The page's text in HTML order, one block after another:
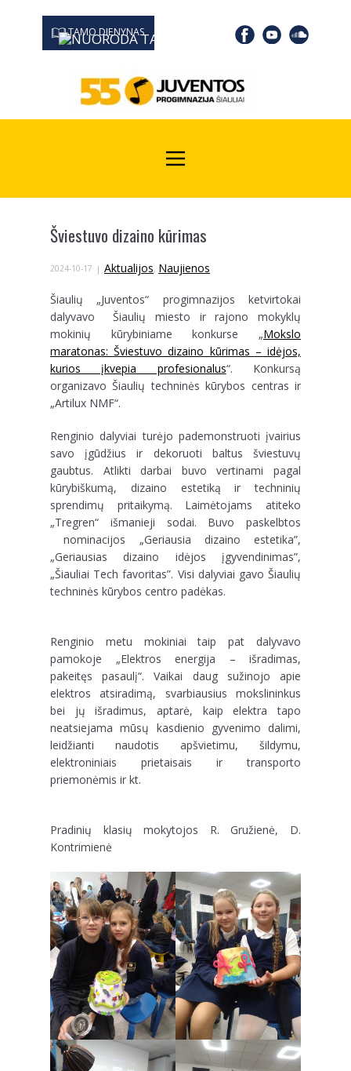
TAMO DIENYNAS
0667 19366
Šviestuvo dizaino kūrimas
2024-10-17 Aktualijos, Naujienos
Šiaulių „Juventos“ progimnazijos ketvirtokai
dalyvavo Šiaulių miesto ir rajono mokyklų
mokinių kūrybiniame konkurse „Mokslo
maratonas: Šviestuvo dizaino kūrimas – idėjos,
kurios įkvepia profesionalus“. Konkursą
organizavo Šiaulių techninės kūrybos centras ir
„Artilux NMF“.
Renginio dalyviai turėjo pademonstruoti įvairius
savo įgūdžius ir dekoruoti baltus šviestuvų
gaubtus. Atlikti darbai buvo vertinami pagal
kūrybiškumą, dizaino estetiką ir techninių
sprendimų pritaikymą. Laimėtojams atiteko
„Tregren“ išmanieji sodai. Buvo paskelbtos
nominacijos „Geriausia dizaino estetika”,
„Geriausias dizaino idėjos įgyvendinimas”,
„Šiauliai Tech favoritas”. Visi dalyviai gavo Šiaulių
techninės kūrybos centro padėkas.
Renginio metu mokiniai taip pat dalyvavo
pamokoje „Elektros energija – išradimas,
pakeitęs pasaulį“. Vaikai daug sužinojo apie
elektros atsiradimą, svarbiausius mokslininkus
bei jų išradimus, aptarė, kaip elektra tapo
neatsiejama mūsų kasdienio gyvenimo dalimi,
leidžianti naudotis apšvietimu, šildymu,
elektroniniais prietaisais ir transporto
priemonėmis ir kt.
Pradinių klasių mokytojos R. Gružienė, D.
Kontrimienė